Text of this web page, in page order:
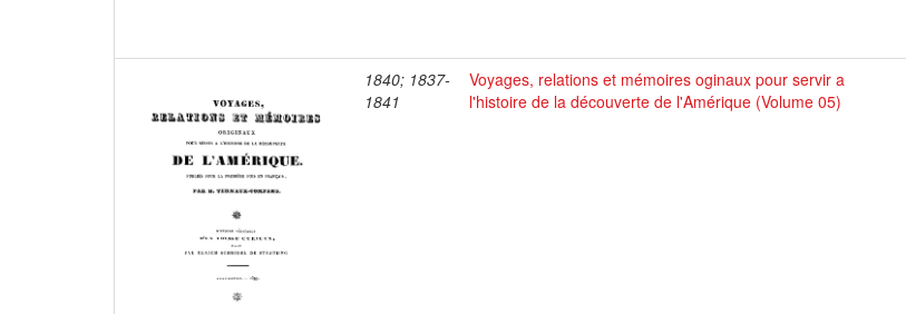
1840; 1837-
1841
Voyages, relations et mémoires oginaux pour servir a
l'histoire de la découverte de l'Amérique (Volume 05)